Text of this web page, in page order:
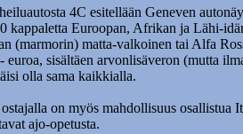
4C esitellään Geneven
kappaletta Euroopan, Afrikan ja Lähi-
(marmorin) matta-valkoinen tai Alfa
euroa, sisältäen arvonlisäveron (mutta
olla sama kaikkialla.
on myös mahdollisuus osallistua
ajo-opetusta.